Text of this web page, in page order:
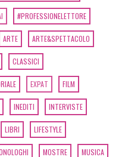
#PROFESSIONELETTORE
ARTE ARTE&SPETTACOLO
CLASSICI
EXPAT FILM
INEDITI INTERVISTE
LIBRI LIFESTYLE
MOSTRE MUSICA